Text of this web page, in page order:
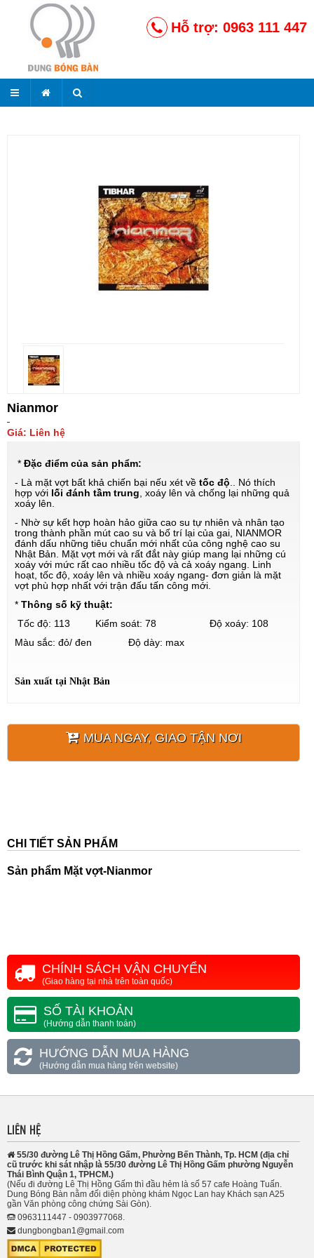
Hỗ trợ: 0963 111 447
Nianmor
Giá: Liên hệ
* Đặc điểm của sản phẩm:
- Là mặt vợt bất khả chiến bại nếu xét về tốc độ .. Nó thích
hợp với lối đánh tầm trung , xoáy lên và chống lại những quả
xoáy lên.
- Nhờ sự kết hợp hoàn hảo giữa cao su tự nhiên và nhân tạo
trong thành phần mút cao su và bố trí lại của gai, NIANMOR
đánh dấu những tiêu chuẩn mới nhất của công nghệ cao su
Nhật Bản. Mặt vợt mới và rất đắt này giúp mang lại những cú
xoáy với mức rất cao nhiều tốc độ và cả xoáy ngang. Linh
hoạt, tốc độ, xoáy lên và nhiều xoáy ngang- đơn giản là mặt
vợt phù hợp nhất với trận đấu tấn công mới.
* Thông số kỹ thuật:
Tốc độ: 113 Kiểm soát: 78 Độ xoáy: 108
Màu sắc: đỏ/ đen Độ dày: max
Sản xuất tại Nhật Bản
MUA NGAY, GIAO TẬN NƠI
CHI TIẾT SẢN PHẨM
Sản phẩm Mặt vợt-Nianmor
CHÍNH SÁCH VẬN CHUYỂN
(Giao hàng tại nhà trên toàn quốc)
SỐ TÀI KHOẢN
(Hướng dẫn thanh toán)
HƯỚNG DẪN MUA HÀNG
(Hướng dẫn mua hàng trên website)
LIÊN HỆ
55/30 đường Lê Thị Hồng Gấm, Phường Bến Thành, Tp. HCM (địa chỉ
cũ trước khi sát nhập là 55/30 đường Lê Thị Hồng Gấm phường Nguyễn
Thái Bình Quận 1, TPHCM.)
(Nếu đi đường Lê Thị Hồng Gấm thì đầu hẻm là số 57 cafe Hoàng Tuấn.
Dung Bóng Bàn nằm đối diện phòng khám Ngọc Lan hay Khách sạn A25
gần Văn phòng công chứng Sài Gòn).
0963111447 - 0903977068.
dungbongban1@gmail.com